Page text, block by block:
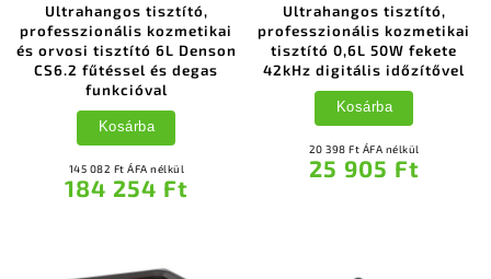
Ultrahangos tisztító,
professzionális kozmetikai
és orvosi tisztító 6L Denson
CS6.2 fűtéssel és degas
funkcióval
145 082 Ft ÁFA nélkül
184 254 Ft
Kosárba
Ultrahangos tisztító,
professzionális kozmetikai
tisztító 0,6L 50W fekete
42kHz digitális időzítővel
20 398 Ft ÁFA nélkül
25 905 Ft
Kosárba